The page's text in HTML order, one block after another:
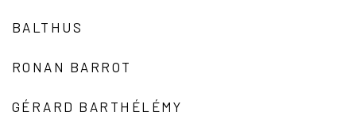
BALTHUS
RONAN BARROT
GÉRARD BARTHÉLÉMY